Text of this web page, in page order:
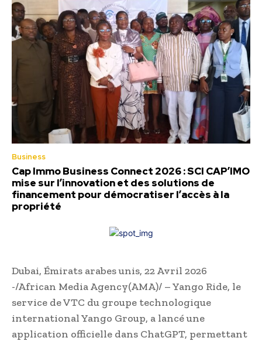
Business
Cap Immo Business Connect 2026 : SCI CAP’IMO
mise sur l’innovation et des solutions de
financement pour démocratiser l’accès à la
propriété
Dubai, Émirats arabes unis, 22 Avril 2026
-/African Media Agency(AMA)/ – Yango Ride, le
service de VTC du groupe technologique
international Yango Group, a lancé une
application officielle dans ChatGPT, permettant